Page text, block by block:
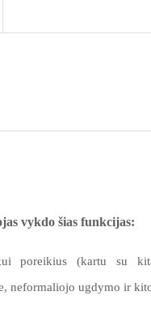
vykdo šias funkcijas:
poreikius (kartu su
neformaliojo ugdymo ir